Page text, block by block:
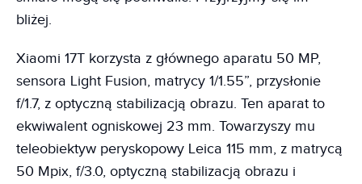
bliżej.
Xiaomi 17T korzysta z głównego aparatu 50 MP,
sensora Light Fusion, matrycy 1/1.55”, przysłonie
f/1.7, z optyczną stabilizacją obrazu. Ten aparat to
ekwiwalent ogniskowej 23 mm. Towarzyszy mu
teleobiektyw peryskopowy Leica 115 mm, z matrycą
50 Mpix, f/3.0, optyczną stabilizacją obrazu i